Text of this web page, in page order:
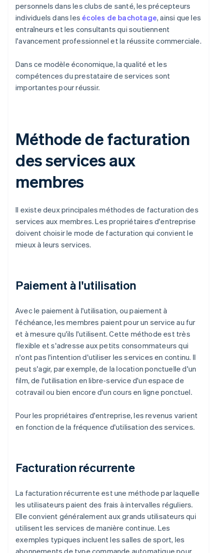
personnels dans les clubs de santé, les précepteurs
individuels dans les écoles de bachotage, ainsi que les
entraîneurs et les consultants qui soutiennent
l'avancement professionnel et la réussite commerciale.
Dans ce modèle économique, la qualité et les
compétences du prestataire de services sont
importantes pour réussir.
Méthode de facturation
des services aux
membres
Il existe deux principales méthodes de facturation des
services aux membres. Les propriétaires d'entreprise
doivent choisir le mode de facturation qui convient le
mieux à leurs services.
Paiement à l'utilisation
Avec le paiement à l'utilisation, ou paiement à
l'échéance, les membres paient pour un service au fur
et à mesure qu'ils l'utilisent. Cette méthode est très
flexible et s'adresse aux petits consommateurs qui
n'ont pas l'intention d'utiliser les services en continu. Il
peut s'agir, par exemple, de la location ponctuelle d'un
film, de l'utilisation en libre-service d'un espace de
cotravail ou bien encore d'un cours en ligne ponctuel.
Pour les propriétaires d'entreprise, les revenus varient
en fonction de la fréquence d'utilisation des services.
Facturation récurrente
La facturation récurrente est une méthode par laquelle
les utilisateurs paient des frais à intervalles réguliers.
Elle convient généralement aux grands utilisateurs qui
utilisent les services de manière continue. Les
exemples typiques incluent les salles de sport, les